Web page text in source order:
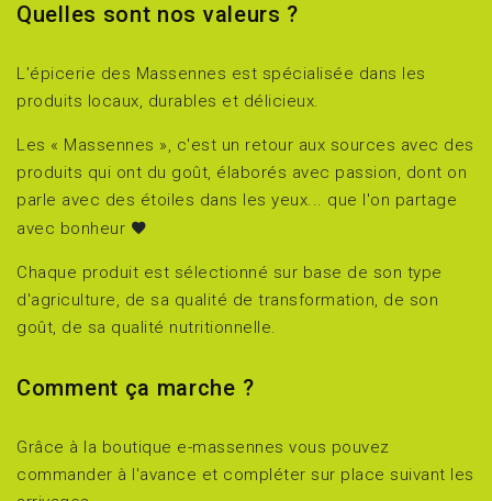
Quelles sont nos valeurs ?
L'épicerie des Massennes est spécialisée dans les
produits locaux, durables et délicieux.
Les « Massennes », c'est un retour aux sources avec des
produits qui ont du goût, élaborés avec passion, dont on
parle avec des étoiles dans les yeux... que l'on partage
avec bonheur
Chaque produit est sélectionné sur base de son type
d'agriculture, de sa qualité de transformation, de son
goût, de sa qualité nutritionnelle.
Comment ça marche ?
Grâce à la boutique e-massennes vous pouvez
commander à l'avance et compléter sur place suivant les